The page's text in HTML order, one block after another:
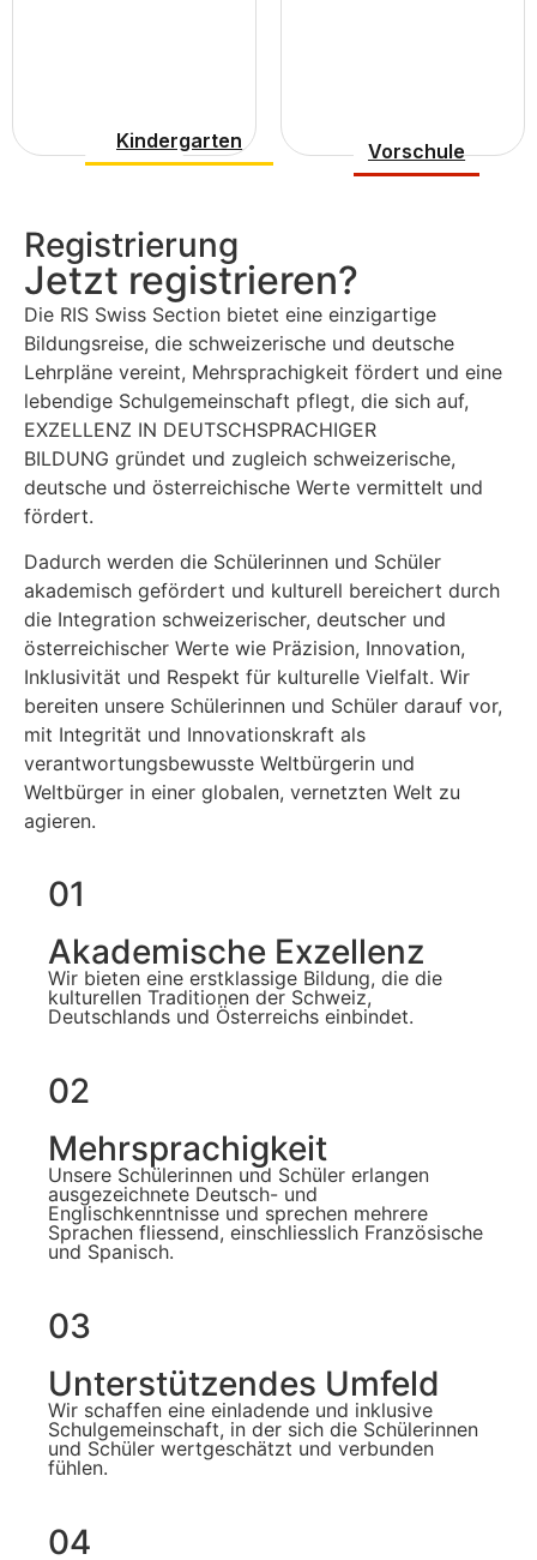
Kindergarten Vorschule
Registrierung
Jetzt registrieren?
Die RIS Swiss Section bietet eine einzigartige
Bildungsreise, die schweizerische und deutsche
Lehrpläne vereint, Mehrsprachigkeit fördert und eine
lebendige Schulgemeinschaft pflegt, die sich auf,
EXZELLENZ IN DEUTSCHSPRACHIGER
BILDUNG gründet und zugleich schweizerische,
deutsche und österreichische Werte vermittelt und
fördert.
Dadurch werden die Schülerinnen und Schüler
akademisch gefördert und kulturell bereichert durch
die Integration schweizerischer, deutscher und
österreichischer Werte wie Präzision, Innovation,
Inklusivität und Respekt für kulturelle Vielfalt. Wir
bereiten unsere Schülerinnen und Schüler darauf vor,
mit Integrität und Innovationskraft als
verantwortungsbewusste Weltbürgerin und
Weltbürger in einer globalen, vernetzten Welt zu
agieren.
01
Akademische Exzellenz
Wir bieten eine erstklassige Bildung, die die
kulturellen Traditionen der Schweiz,
Deutschlands und Österreichs einbindet.
02
Mehrsprachigkeit
Unsere Schülerinnen und Schüler erlangen
ausgezeichnete Deutsch- und
Englischkenntnisse und sprechen mehrere
Sprachen fliessend, einschliesslich Französische
und Spanisch.
03
Unterstützendes Umfeld
Wir schaffen eine einladende und inklusive
Schulgemeinschaft, in der sich die Schülerinnen
und Schüler wertgeschätzt und verbunden
fühlen.
04